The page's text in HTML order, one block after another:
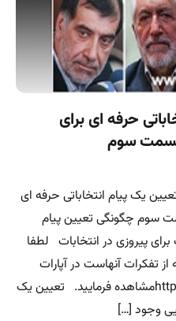
حرفه ای برای
یک پیام انتخاباتی حرفه ای
در انتخابات۱۳۹۸ قسمت سوم چگونگی تعیین پیام
پیروزی در انتخابات لطفا
تفکرات آنهاست در آپارات
https://www.aparat.com/v/PdEprمشاهده فرمایید. تعیین یک
وجود […]